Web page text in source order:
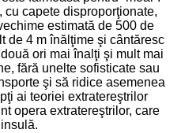
capete disproporţionate,
estimată de 500 de
de 4 m înălţime şi cântăresc
ori mai înalţi şi mult mai
fără unelte sofisticate sau
şi să ridice asemenea
ai teoriei extratereştrilor
opera extratereştrilor, care